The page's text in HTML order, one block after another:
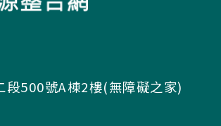
段500號A棟2樓(無障礙之家)